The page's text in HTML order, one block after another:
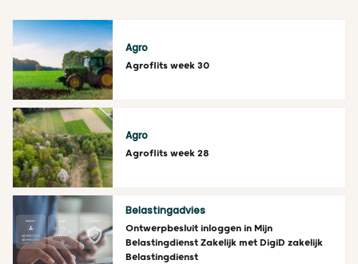
Lees meer
Agro
Agroflits week 30
Lees meer
Agro
Agroflits week 28
Belastingadvies
Ontwerpbesluit inloggen in Mijn
Belastingdienst Zakelijk met DigiD zakelijk
Belastingdienst